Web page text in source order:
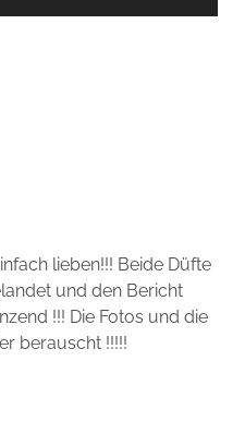
lieben!!! Beide Düfte
und den Bericht
!!! Die Fotos und die
berauscht !!!!!